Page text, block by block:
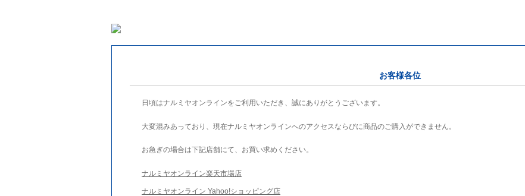
お客様各位
日頃はナルミヤオンラインをご利用いただき、誠にありがとうございます。
大変混みあっており、現在ナルミヤオンラインへのアクセスならびに商品のご購入ができません。
お急ぎの場合は下記店舗にて、お買い求めください。
ナルミヤオンライン楽天市場店
ナルミヤオンライン Yahoo!ショッピング店